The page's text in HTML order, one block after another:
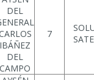
DEL
IBÁÑEZ
DEL
CAMPO
7